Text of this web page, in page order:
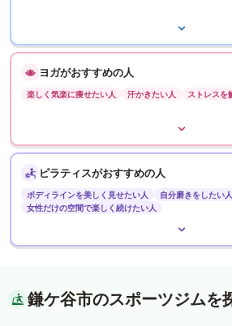
ヨガがおすすめの人
楽しく気楽に痩せたい人 汗かきたい人 ストレスを
ピラティスがおすすめの人
ボディラインを美しく見せたい人
自分磨きをしたい人
女性だけの空間で楽しく続けたい人
鎌ケ谷市のスポーツジムを